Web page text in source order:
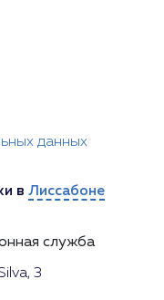
данных
в Лиссабоне
служба
3